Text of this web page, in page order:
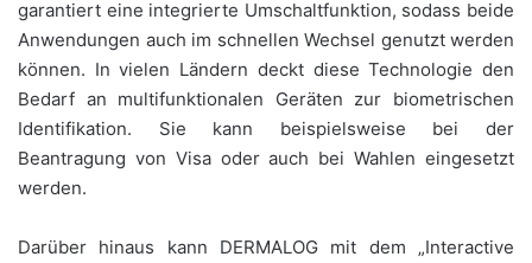
garantiert eine integrierte Umschaltfunktion, sodass beide
Anwendungen auch im schnellen Wechsel genutzt werden
können. In vielen Ländern deckt diese Technologie den
Bedarf an multifunktionalen Geräten zur biometrischen
Identifikation. Sie kann beispielsweise bei der
Beantragung von Visa oder auch bei Wahlen eingesetzt
werden.
Darüber hinaus kann DERMALOG mit dem „Interactive